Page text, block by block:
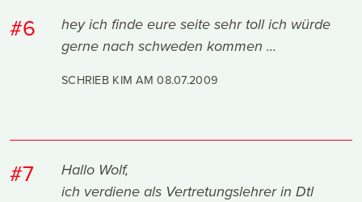
#6
hey ich finde eure seite sehr toll ich würde
gerne nach schweden kommen ...
SCHRIEB KIM AM08.07.2009
#7
Hallo Wolf,
ich verdiene als Vertretungslehrer in Dtl